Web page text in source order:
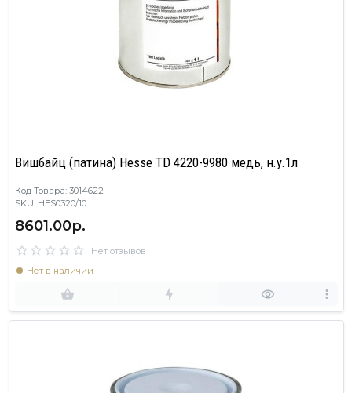
Вишбайц (патина) Hesse TD 4220-9980 медь, н.у.1л
Код Товара: 3014622
SKU: HES0320/10
8601.00р.
Нет отзывов
Нет в наличии